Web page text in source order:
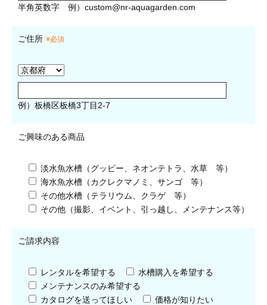
半角英数字 例） custom@nr-aquagarden.com
ご住所 ※必須
例）板橋区板橋3丁目2-7
ご興味のある商品
淡水魚水槽（グッピー、ネオンテトラ、水草 等）
海水魚水槽（カクレクマノミ、サンゴ 等）
その他水槽（テラリウム、クラゲ 等）
その他（撮影、イベント、引っ越し、メンテナンス等）
ご請求内容
レンタルを希望する
水槽購入を希望する
メンテナンスのみ希望する
カタログを送ってほしい
価格が知りたい